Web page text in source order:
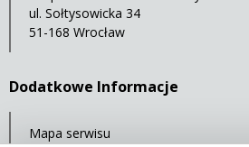
ul. Sołtysowicka 34
51-168 Wrocław
Dodatkowe Informacje
Mapa serwisu